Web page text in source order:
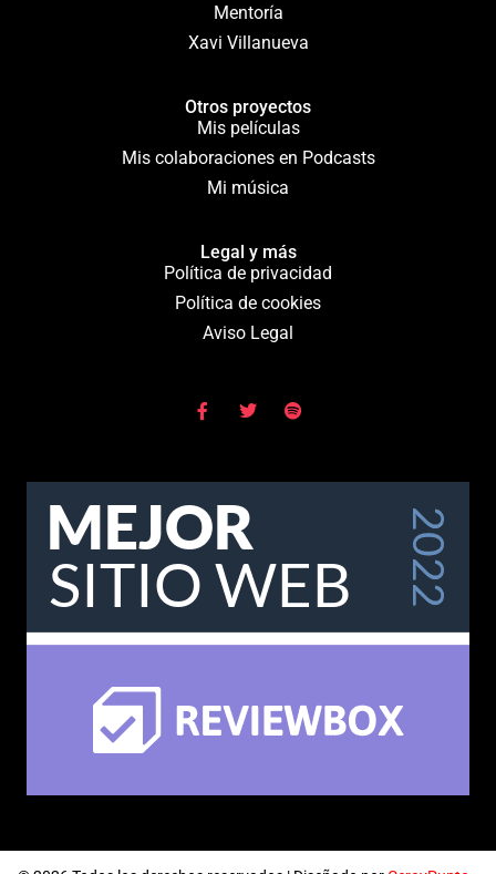
Mentoría
Xavi Villanueva
Otros proyectos
Mis películas
Mis colaboraciones en Podcasts
Mi música
Legal y más
Política de privacidad
Política de cookies
Aviso Legal